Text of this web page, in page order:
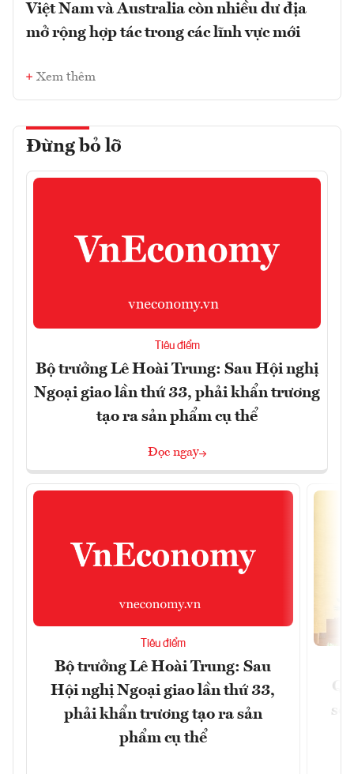
Việt Nam và Australia còn nhiều dư địa
mở rộng hợp tác trong các lĩnh vực mới
Xem thêm
Đừng bỏ lỡ
Tiêu điểm
Bộ trưởng Lê Hoài Trung: Sau Hội nghị
Ngoại giao lần thứ 33, phải khẩn trương
tạo ra sản phẩm cụ thể
Đọc ngay
Tiêu điểm
Bộ trưởng Lê Hoài Trung: Sau
Hội nghị Ngoại giao lần thứ 33,
phải khẩn trương tạo ra sản
phẩm cụ thể